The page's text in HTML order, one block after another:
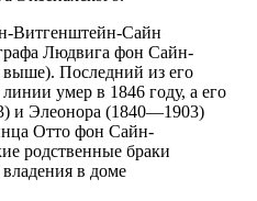
Витгенштейн-Сайн
Людвига фон Сайн-
Последний из его
умер в 1846 году, а его
и Элеонора (1840—1903)
Отто фон Сайн-
родственные браки
в доме